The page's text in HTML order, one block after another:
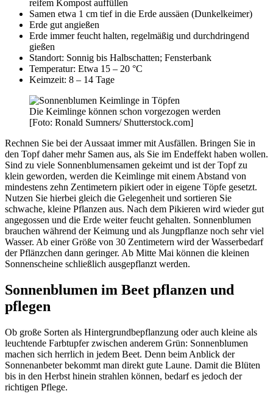
reifem Kompost auffüllen
Samen etwa 1 cm tief in die Erde aussäen (Dunkelkeimer)
Erde gut angießen
Erde immer feucht halten, regelmäßig und durchdringend
gießen
Standort: Sonnig bis Halbschatten; Fensterbank
Temperatur: Etwa 15 – 20 °C
Keimzeit: 8 – 14 Tage
Die Keimlinge können schon vorgezogen werden
[Foto: Ronald Sumners/ Shutterstock.com]
Rechnen Sie bei der Aussaat immer mit Ausfällen. Bringen Sie in
den Topf daher mehr Samen aus, als Sie im Endeffekt haben wollen.
Sind zu viele Sonnenblumensamen gekeimt und ist der Topf zu
klein geworden, werden die Keimlinge mit einem Abstand von
mindestens zehn Zentimetern pikiert oder in eigene Töpfe gesetzt.
Nutzen Sie hierbei gleich die Gelegenheit und sortieren Sie
schwache, kleine Pflanzen aus. Nach dem Pikieren wird wieder gut
angegossen und die Erde weiter feucht gehalten. Sonnenblumen
brauchen während der Keimung und als Jungpflanze noch sehr viel
Wasser. Ab einer Größe von 30 Zentimetern wird der Wasserbedarf
der Pflänzchen dann geringer. Ab Mitte Mai können die kleinen
Sonnenscheine schließlich ausgepflanzt werden.
Sonnenblumen im Beet pflanzen und
pflegen
Ob große Sorten als Hintergrundbepflanzung oder auch kleine als
leuchtende Farbtupfer zwischen anderem Grün: Sonnenblumen
machen sich herrlich in jedem Beet. Denn beim Anblick der
Sonnenanbeter bekommt man direkt gute Laune. Damit die Blüten
bis in den Herbst hinein strahlen können, bedarf es jedoch der
richtigen Pflege.